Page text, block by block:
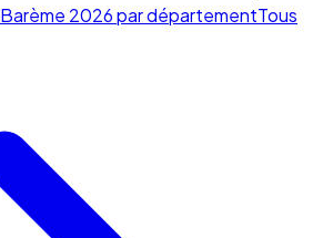
Barème 2026 par départementTous